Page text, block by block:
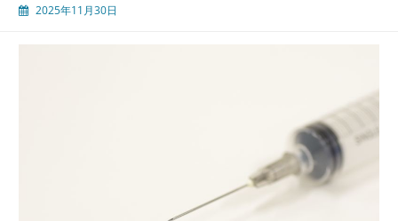
2025年11月30日